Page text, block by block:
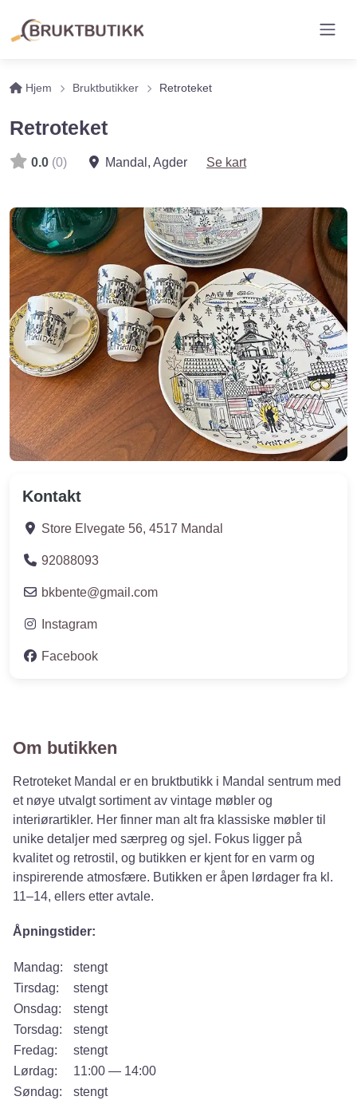
Hjem Bruktbutikker Retroteket
Retroteket
0.0 (0) Mandal , Agder Se kart
Kontakt
Store Elvegate 56, 4517 Mandal
92088093
bkbente@gmail.com
Instagram
Facebook
Om butikken
Retroteket Mandal er en bruktbutikk i Mandal sentrum med
et nøye utvalgt sortiment av vintage møbler og
interiørartikler. Her finner man alt fra klassiske møbler til
unike detaljer med særpreg og sjel. Fokus ligger på
kvalitet og retrostil, og butikken er kjent for en varm og
inspirerende atmosfære. Butikken er åpen lørdager fra kl.
11–14, ellers etter avtale.
Åpningstider:
Mandag:
stengt
Tirsdag:
stengt
Onsdag:
stengt
Torsdag:
stengt
Fredag:
stengt
Lørdag:
11:00 — 14:00
Søndag:
stengt